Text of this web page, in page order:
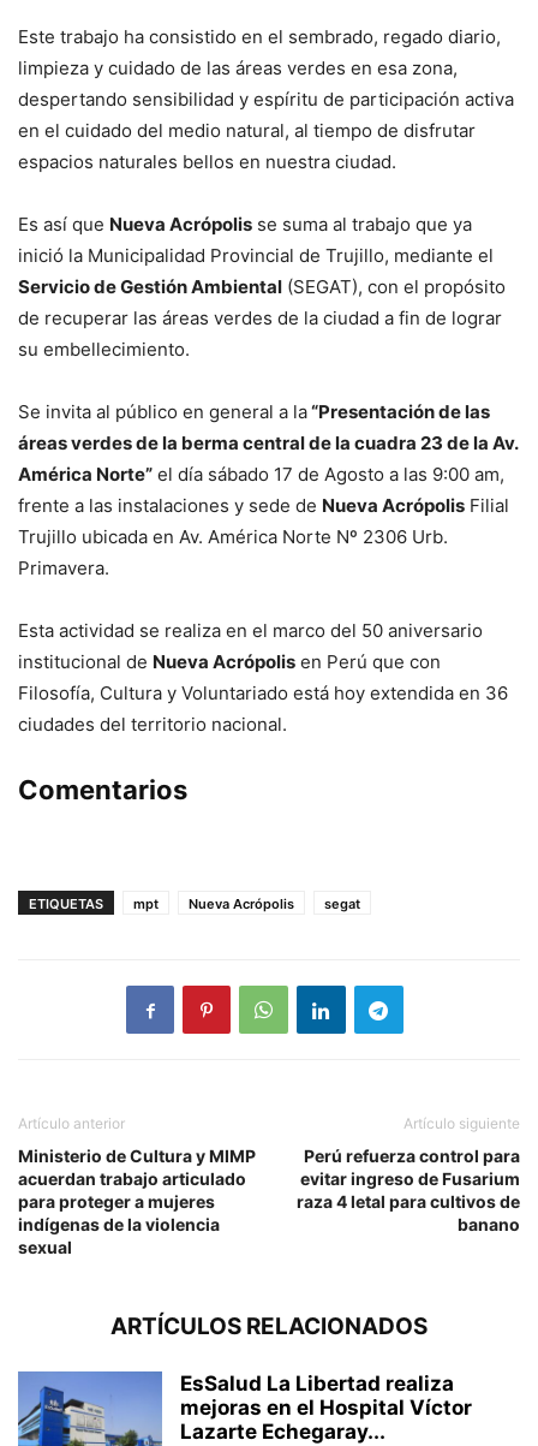
Este trabajo ha consistido en el sembrado, regado diario,
limpieza y cuidado de las áreas verdes en esa zona,
despertando sensibilidad y espíritu de participación activa
en el cuidado del medio natural, al tiempo de disfrutar
espacios naturales bellos en nuestra ciudad.
Es así que Nueva Acrópolis se suma al trabajo que ya
inició la Municipalidad Provincial de Trujillo, mediante el
Servicio de Gestión Ambiental (SEGAT), con el propósito
de recuperar las áreas verdes de la ciudad a fin de lograr
su embellecimiento.
Se invita al público en general a la“Presentación de las
áreas verdes de la berma central de la cuadra 23 de la Av.
América Norte” el día sábado 17 de Agosto a las 9:00 am,
frente a las instalaciones y sede de Nueva Acrópolis Filial
Trujillo ubicada en Av. América Norte Nº 2306 Urb.
Primavera.
Esta actividad se realiza en el marco del 50 aniversario
institucional de Nueva Acrópolis en Perú que con
Filosofía, Cultura y Voluntariado está hoy extendida en 36
ciudades del territorio nacional.
Comentarios
ETIQUETAS mpt Nueva Acrópolis segat
Artículo anterior
Ministerio de Cultura y MIMP
acuerdan trabajo articulado
para proteger a mujeres
indígenas de la violencia
sexual
Artículo siguiente
Perú refuerza control para
evitar ingreso de Fusarium
raza 4 letal para cultivos de
banano
ARTÍCULOS RELACIONADOS
EsSalud La Libertad realiza
mejoras en el Hospital Víctor
Lazarte Echegaray...